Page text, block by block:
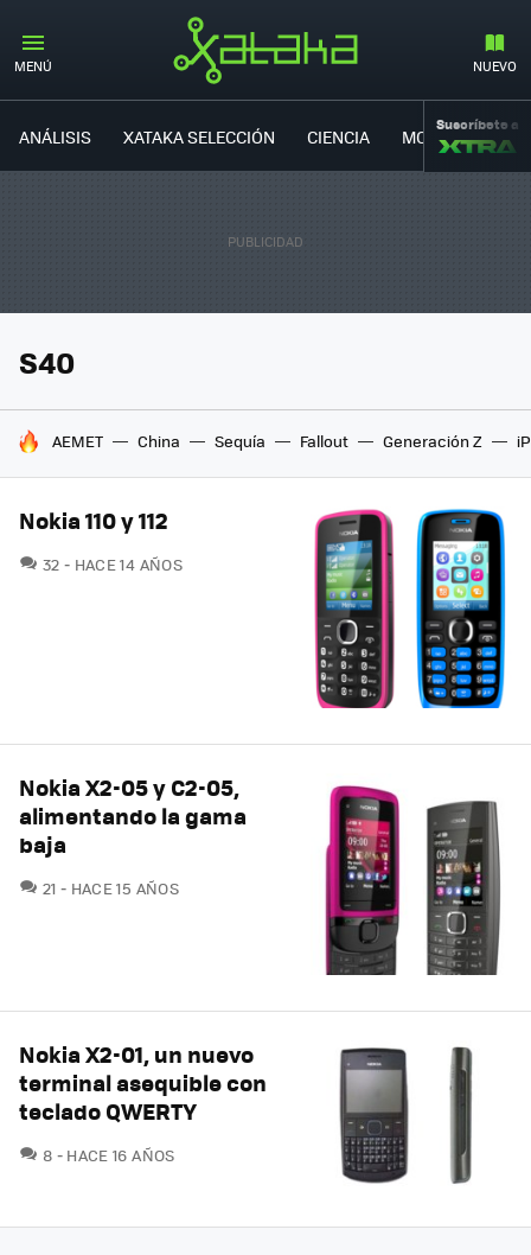
MENÚ NUEVO
ANÁLISIS XATAKA SELECCIÓN CIENCIA MOVILIDAD
Suscríbete a
S40
HOY SE HABLA DE
AEMET China Sequía Fallout Generación Z
Nokia 110 y 112
32 COMENTARIOS
HACE 14 AÑOS
Nokia X2-05 y C2-05,
alimentando la gama
baja
21 COMENTARIOS
HACE 15 AÑOS
Nokia X2-01, un nuevo
terminal asequible con
teclado QWERTY
8 COMENTARIOS
HACE 16 AÑOS